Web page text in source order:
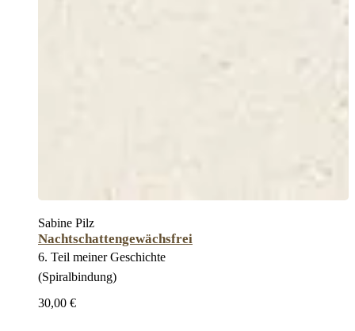
Sabine Pilz
Nachtschattengewächsfrei
6. Teil meiner Geschichte
(Spiralbindung)
30,00 €